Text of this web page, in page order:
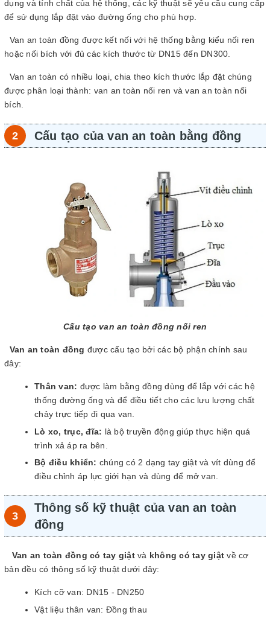
dụng và tính chất của hệ thống, các kỹ thuật sẽ yêu cầu cung cấp
để sử dụng lắp đặt vào đường ống cho phù hợp.
Van an toàn đồng được kết nối với hệ thống bằng kiểu nối ren
hoặc nối bích với đủ các kích thước từ DN15 đến DN300.
Van an toàn có nhiều loại, chia theo kích thước lắp đặt chúng
được phân loại thành: van an toàn nối ren và van an toàn nối
bích.
Cấu tạo của van an toàn bằng đồng
Cấu tạo van an toàn đồng nối ren
Van an toàn đồng được cấu tạo bởi các bộ phận chính sau
đây:
Thân van: được làm bằng đồng dùng để lắp với các hệ
thống đường ống và để điều tiết cho các lưu lượng chất
chảy trực tiếp đi qua van.
Lò xo, trục, đĩa: là bộ truyền động giúp thực hiện quá
trình xả áp ra bên.
Bộ điều khiển: chúng có 2 dạng tay giật và vít dùng để
điều chỉnh áp lực giới hạn và dùng để mở van.
Thông số kỹ thuật của van an toàn
đồng
Van an toàn đồng có tay giậtvà không có tay giật về cơ
bản đều có thông số kỹ thuật dưới đây:
Kích cỡ van: DN15 - DN250
Vật liệu thân van: Đồng thau